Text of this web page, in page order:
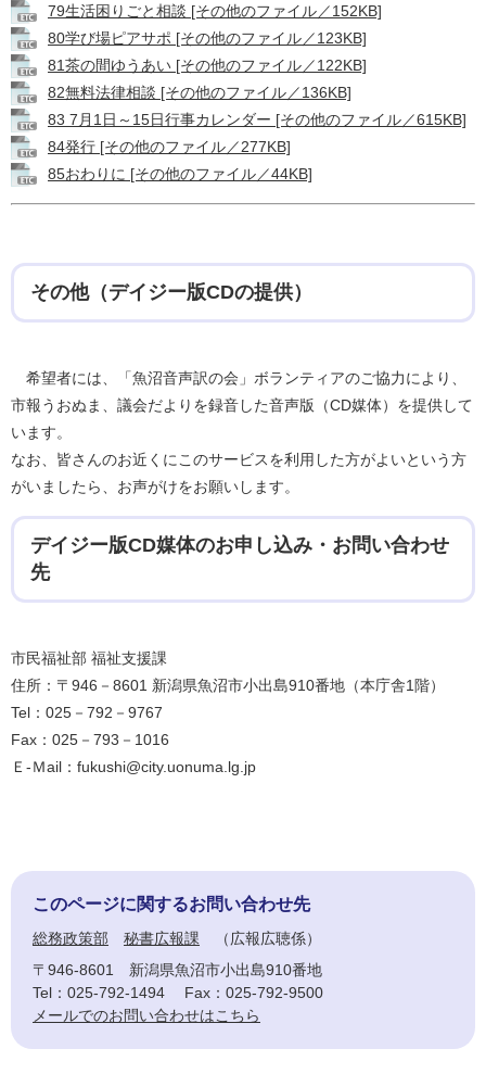
79生活困りごと相談 [その他のファイル／152KB]
80学び場ピアサポ [その他のファイル／123KB]
81茶の間ゆうあい [その他のファイル／122KB]
82無料法律相談 [その他のファイル／136KB]
83 7月1日～15日行事カレンダー [その他のファイル／615KB]
84発行 [その他のファイル／277KB]
85おわりに [その他のファイル／44KB]
その他（デイジー版CDの提供）
希望者には、「魚沼音声訳の会」ボランティアのご協力により、
市報うおぬま、議会だよりを録音した音声版（CD媒体）を提供して
います。
なお、皆さんのお近くにこのサービスを利用した方がよいという方
がいましたら、お声がけをお願いします。
デイジー版CD媒体のお申し込み・お問い合わせ
先
市民福祉部 福祉支援課
住所：〒946－8601 新潟県魚沼市小出島910番地（本庁舎1階）
Tel：025－792－9767
Fax：025－793－1016
Ｅ-Ｍail：fukushi@city.uonuma.lg.jp
このページに関するお問い合わせ先
総務政策部 秘書広報課
広報広聴係
〒946-8601
新潟県魚沼市小出島910番地
Tel：025-792-1494
Fax：025-792-9500
メールでのお問い合わせはこちら